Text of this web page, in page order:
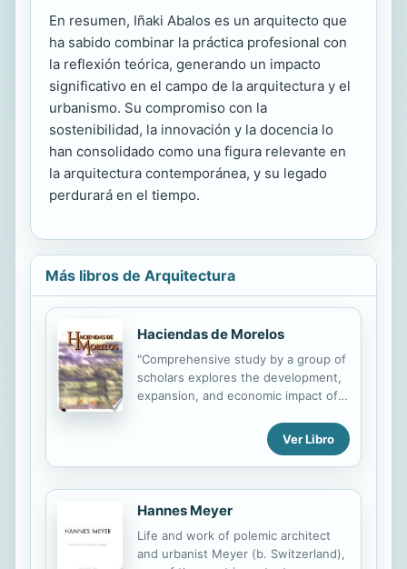
En resumen, Iñaki Abalos es un arquitecto que
ha sabido combinar la práctica profesional con
la reflexión teórica, generando un impacto
significativo en el campo de la arquitectura y el
urbanismo. Su compromiso con la
sostenibilidad, la innovación y la docencia lo
han consolidado como una figura relevante en
la arquitectura contemporánea, y su legado
perdurará en el tiempo.
Más libros de Arquitectura
Haciendas de Morelos
"Comprehensive study by a group of
scholars explores the development,
expansion, and economic impact of
especially those connected to the
sugar industry. Illustrated with
contemporary color photographs,
19th- and early-20th-century
photographs, and maps. Also
includes much archival data"--
Handbook of Latin American Studies,
v. 58.
Ver Libro
Hannes Meyer
Life and work of polemic architect
and urbanist Meyer (b. Switzerland),